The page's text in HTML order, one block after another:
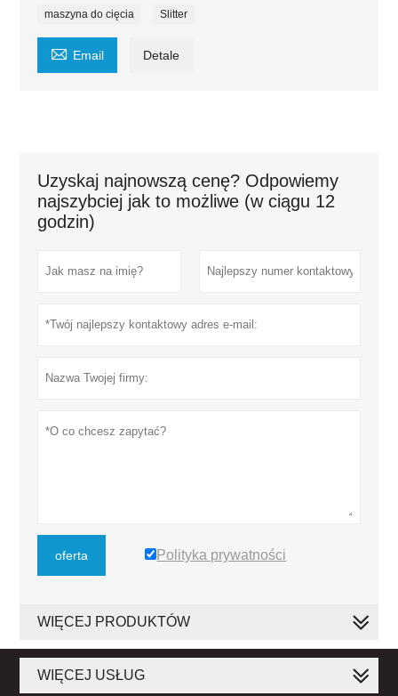
maszyna do cięcia Slitter
 Email Detale
Uzyskaj najnowszą cenę? Odpowiemy
najszybciej jak to możliwe (w ciągu 12
godzin)
oferta Polityka prywatności
WIĘCEJ PRODUKTÓW
WIĘCEJ USŁUG